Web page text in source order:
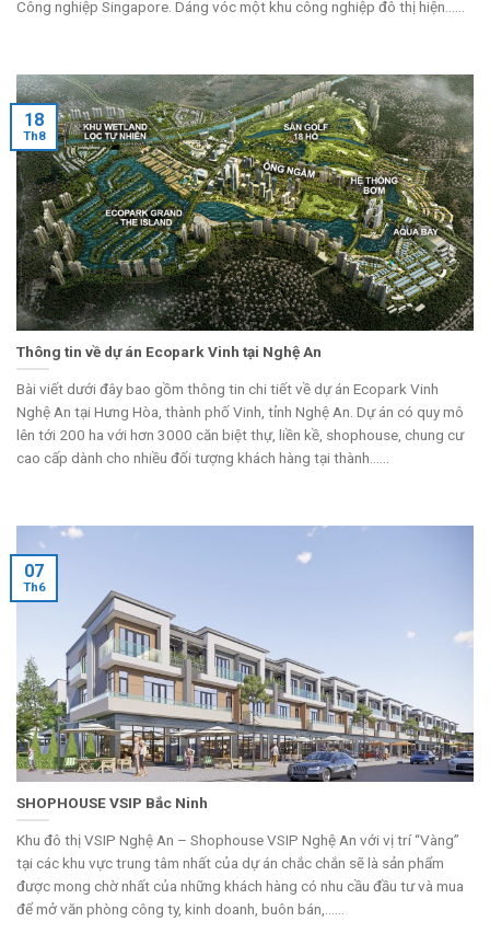
Công nghiệp Singapore. Dáng vóc một khu công nghiệp đô thị hiện......
Thông tin về dự án Ecopark Vinh tại Nghệ An
Bài viết dưới đây bao gồm thông tin chi tiết về dự án Ecopark Vinh
Nghệ An tại Hưng Hòa, thành phố Vinh, tỉnh Nghệ An. Dự án có quy mô
lên tới 200 ha với hơn 3000 căn biệt thự, liền kề, shophouse, chung cư
cao cấp dành cho nhiều đối tượng khách hàng tại thành......
18
Th8
SHOPHOUSE VSIP Bắc Ninh
Khu đô thị VSIP Nghệ An – Shophouse VSIP Nghệ An với vị trí “Vàng”
tại các khu vực trung tâm nhất của dự án chắc chắn sẽ là sản phẩm
được mong chờ nhất của những khách hàng có nhu cầu đầu tư và mua
để mở văn phòng công ty, kinh doanh, buôn bán,......
07
Th6